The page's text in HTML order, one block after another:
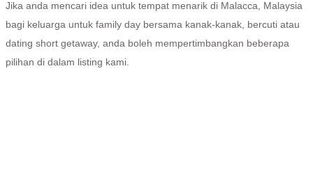
Jika anda mencari idea untuk tempat menarik di Malacca, Malaysia
bagi keluarga untuk family day bersama kanak-kanak, bercuti atau
dating short getaway, anda boleh mempertimbangkan beberapa
pilihan di dalam listing kami.